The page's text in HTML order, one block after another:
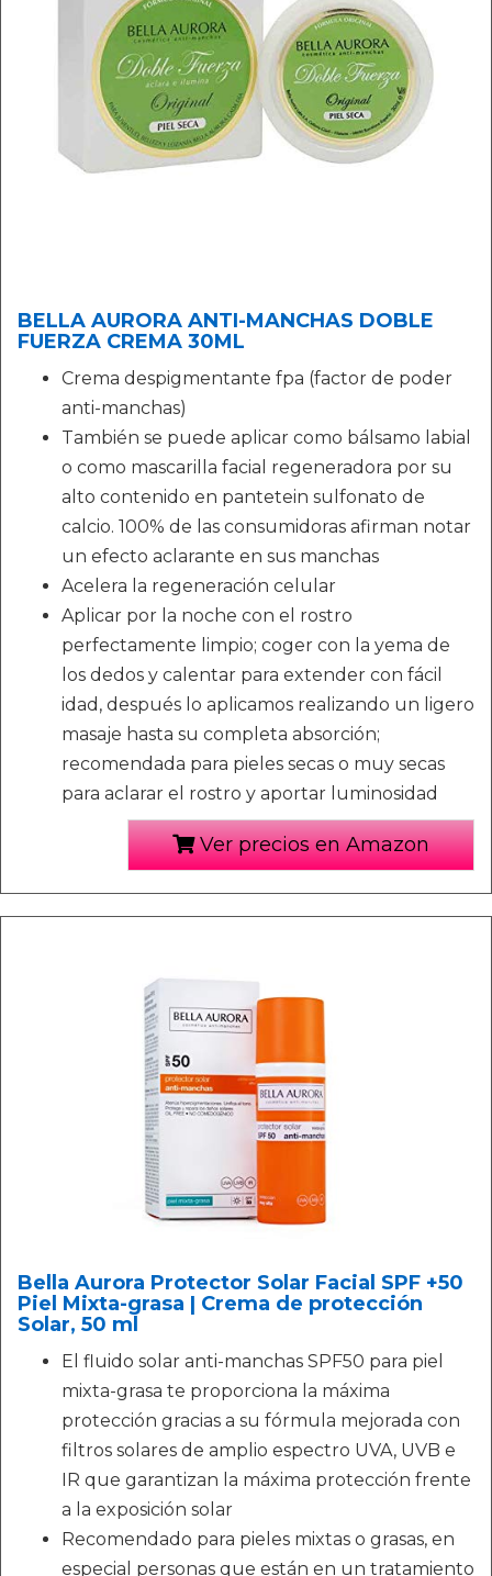
BELLA AURORA ANTI-MANCHAS DOBLE
FUERZA CREMA 30ML
Crema despigmentante fpa (factor de poder
anti-manchas)
También se puede aplicar como bálsamo labial
o como mascarilla facial regeneradora por su
alto contenido en pantetein sulfonato de
calcio. 100% de las consumidoras afirman notar
un efecto aclarante en sus manchas
Acelera la regeneración celular
Aplicar por la noche con el rostro
perfectamente limpio; coger con la yema de
los dedos y calentar para extender con fácil
idad, después lo aplicamos realizando un ligero
masaje hasta su completa absorción;
recomendada para pieles secas o muy secas
para aclarar el rostro y aportar luminosidad
Ver precios en Amazon
Bella Aurora Protector Solar Facial SPF +50
Piel Mixta-grasa | Crema de protección
Solar, 50 ml
El fluido solar anti-manchas SPF50 para piel
mixta-grasa te proporciona la máxima
protección gracias a su fórmula mejorada con
filtros solares de amplio espectro UVA, UVB e
IR que garantizan la máxima protección frente
a la exposición solar
Recomendado para pieles mixtas o grasas, en
especial personas que están en un tratamiento